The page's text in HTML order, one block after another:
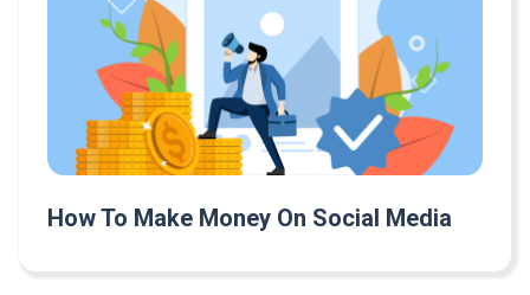
How To Make Money On Social Media